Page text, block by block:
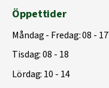
Öppettider
Måndag - Fredag: 08 - 17
Tisdag: 08 - 18
Lördag: 10 - 14